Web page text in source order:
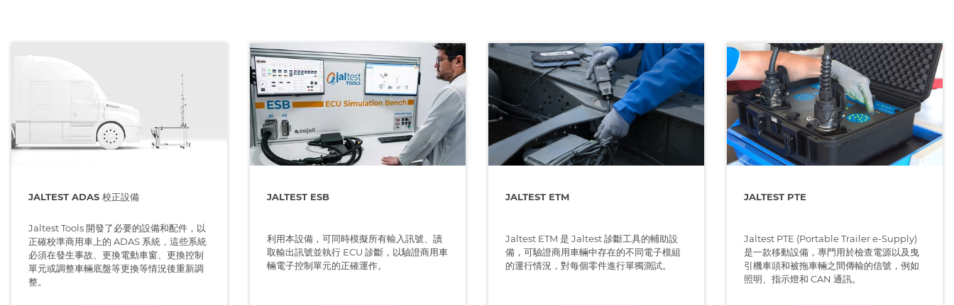
JALTEST ADAS 校正設備
Jaltest Tools 開發了必要的設備和配件，以
正確校準商用車上的 ADAS 系統，這些系統
必須在發生事故、更換電動車窗、更換控制
單元或調整車輛底盤等更換等情況後重新調
整。
JALTEST ESB
利用本設備，可同時模擬所有輸入訊號、讀
取輸出訊號並執行 ECU 診斷，以驗證商用車
輛電子控制單元的正確運作。
JALTEST ETM
Jaltest ETM 是 Jaltest 診斷工具的輔助設
備，可驗證商用車輛中存在的不同電子模組
的運行情況，對每個零件進行單獨測試。
JALTEST PTE
Jaltest PTE (Portable Trailer e-Supply)
是一款移動設備，專門用於檢查電源以及曳
引機車頭和被拖車輛之間傳輸的信號，例如
照明、指示燈和 CAN 通訊。